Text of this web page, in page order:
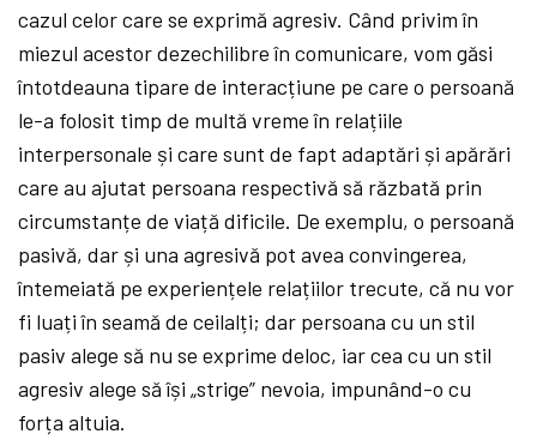
cazul celor care se exprimă agresiv. Când privim în
miezul acestor dezechilibre în comunicare, vom găsi
întotdeauna tipare de interacțiune pe care o persoană
le-a folosit timp de multă vreme în relațiile
interpersonale și care sunt de fapt adaptări și apărări
care au ajutat persoana respectivă să răzbată prin
circumstanțe de viață dificile. De exemplu, o persoană
pasivă, dar și una agresivă pot avea convingerea,
întemeiată pe experiențele relațiilor trecute, că nu vor
fi luați în seamă de ceilalți; dar persoana cu un stil
pasiv alege să nu se exprime deloc, iar cea cu un stil
agresiv alege să își „strige” nevoia, impunând-o cu
forța altuia.